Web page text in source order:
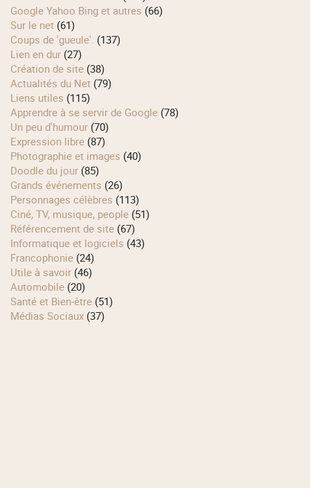
Google Yahoo Bing et autres (66)
Sur le net (61)
Coups de 'gueule'. (137)
Lien en dur (27)
Création de site (38)
Actualités du Net (79)
Liens utiles (115)
Apprendre à se servir de Google (78)
Un peu d'humour (70)
Expression libre (87)
Photographie et images (40)
Doodle du jour (85)
Grands événements (26)
Personnages célèbres (113)
Ciné, TV, musique, people (51)
Référencement de site (67)
Informatique et logiciels (43)
Francophonie (24)
Utile à savoir (46)
Automobile (20)
Santé et Bien-être (51)
Médias Sociaux (37)